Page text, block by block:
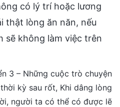
có lý trí hoặc lương
thật lòng ăn năn, nếu
sẽ không làm việc trên
3 – Những cuộc trò chuyện
kỳ sau rốt, Khi dâng lòng
người ta có thể có được lẽ